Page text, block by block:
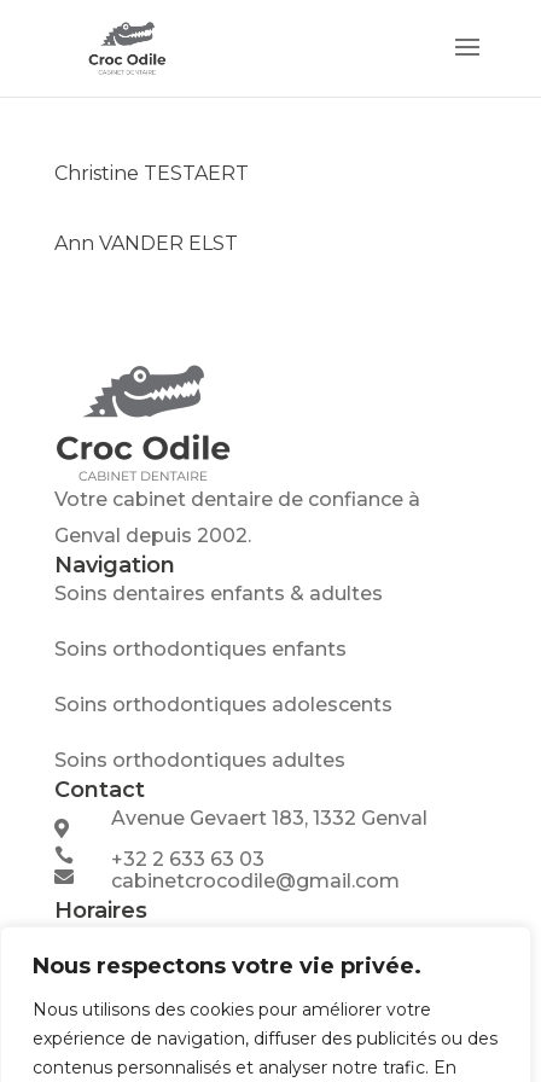
Nous respectons votre vie privée.
Nous utilisons des cookies pour améliorer votre
expérience de navigation, diffuser des publicités ou des
contenus personnalisés et analyser notre trafic. En
Christine TESTAERT
Ann VANDER ELST
Votre cabinet dentaire de confiance à
Genval depuis 2002.
Navigation
Soins dentaires enfants & adultes
Soins orthodontiques enfants
Soins orthodontiques adolescents
Soins orthodontiques adultes
Contact
 Avenue Gevaert 183, 1332 Genval
 +32 2 633 63 03
 cabinetcrocodile@gmail.com
Horaires
Vendredi : 9h- 18h